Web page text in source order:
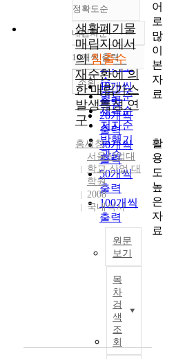
정확도순
정확도
순
인기도
순
연도순
제목순
저자순
발행기
관순
내림차순
내림차순
10개씩 출력
10개씩
출력
20개씩
출력
30개씩
출력
50개씩
출력
100개씩
출력
조회
생활폐기물
매립지에서
의침출수
재순환에 의
한 매립가스
발생특성 연
구
홍세창
서울산업대
학교 산업 대
학원
2008
국내석사
원문
보기
목
차
검
색
조
회
어
로
많
이
본
자
료
활
용
도
높
은
자
료